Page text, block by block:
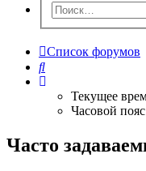
Список форумов
Поиск
Текущее
Часовой
Часто